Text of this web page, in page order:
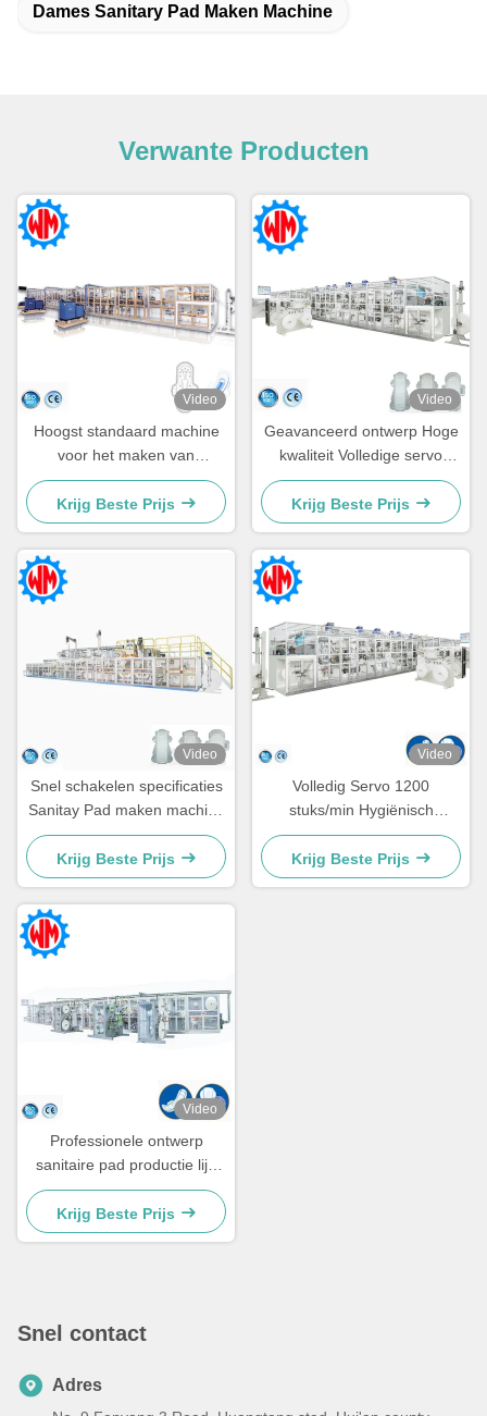
Dames Sanitary Pad Maken Machine
Verwante Producten
Video
Hoogst standaard machine
voor het maken van
hygiënische pads met
onderhouds- en
reparatiedienst ter plaatse
Krijg Beste Prijs
Video
Geavanceerd ontwerp Hoge
kwaliteit Volledige servo
maandverbandmachine
1500 stuks/min
Krijg Beste Prijs
Video
Snel schakelen specificaties
Sanitay Pad maken machine
5 maten aangepast
Krijg Beste Prijs
Video
Volledig Servo 1200
stuks/min Hygiënisch
maandverbandmachine 98%
Efficiëntie Stabiele Productie
Krijg Beste Prijs
Video
Professionele ontwerp
sanitaire pad productie lijn
met export van grondstoffen
Krijg Beste Prijs
Snel contact
Adres